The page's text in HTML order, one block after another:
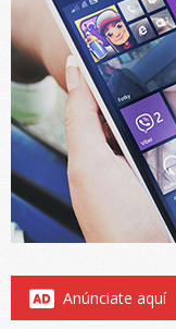
Anúnciate aquí